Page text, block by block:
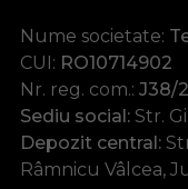
Nume societate:
CUI: RO10714902
Nr. reg. com.: J38/
Sediu social: Str.
Depozit central:
Râmnicu Vâlcea,